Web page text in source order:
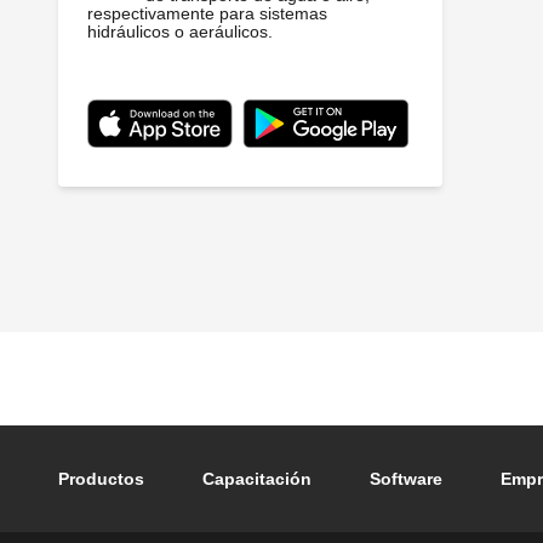
respectivamente para sistemas
hidráulicos o aeráulicos.
Footer main navigation
Productos Capacitación Software